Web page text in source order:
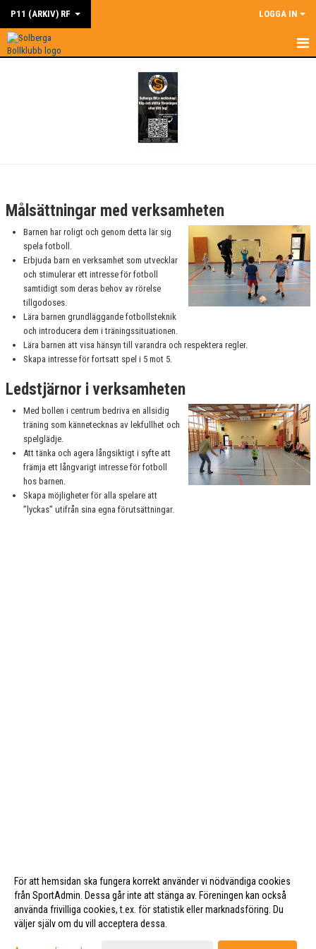
P11 (ARKIV) RF LOGGA IN
BILDGALLERI
DOKUMENT
KONTAKT
SPELA MED OSS
Målsättningar med verksamheten
Barnen har roligt och genom detta lär sig
spela fotboll.
Erbjuda barn en verksamhet som utvecklar
och stimulerar ett intresse för fotboll
samtidigt som deras behov av rörelse
tillgodoses.
Lära barnen grundläggande fotbollsteknik
och introducera dem i träningssituationen.
Lära barnen att visa hänsyn till varandra och respektera regler.
Skapa intresse för fortsatt spel i 5 mot 5.
Ledstjärnor i verksamheten
Med bollen i centrum bedriva en allsidig
träning som kännetecknas av lekfullhet och
spelglädje.
Att tänka och agera långsiktigt i syfte att
främja ett långvarigt intresse för fotboll
hos barnen.
Skapa möjligheter för alla spelare att
”lyckas” utifrån sina egna förutsättningar.
För att hemsidan ska fungera korrekt använder vi nödvändiga cookies
från SportAdmin. Dessa går inte att stänga av. Föreningen kan också
använda frivilliga cookies, t.ex. för statistik eller marknadsföring. Du
väljer själv om du vill acceptera dessa.